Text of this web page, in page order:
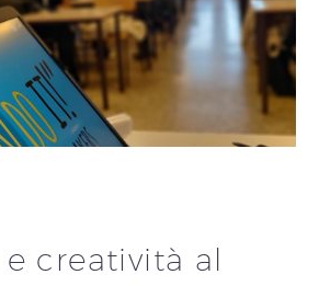
e creatività al